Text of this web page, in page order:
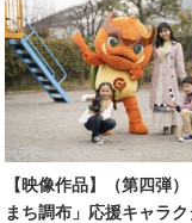
【映像作品】（第四弾
まち調布」応援キャラ